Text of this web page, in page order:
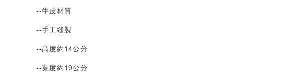
--牛皮材質
--手工縫製
--高度約14公分
--寬度約19公分